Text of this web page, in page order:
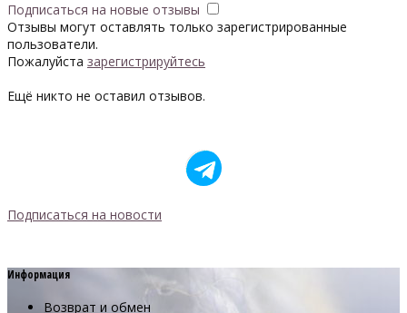
Подписаться на новые отзывы
Отзывы могут оставлять только зарегистрированные
пользователи.
Пожалуйста зарегистрируйтесь
Ещё никто не оставил отзывов.
Подписаться на новости
Информация
Возврат и обмен